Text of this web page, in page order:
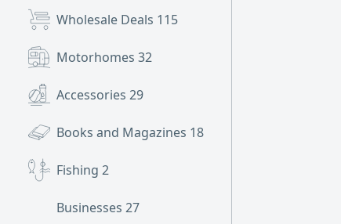
Wholesale Deals 115
Motorhomes 32
Accessories 29
Books and Magazines 18
Fishing 2
Businesses 27